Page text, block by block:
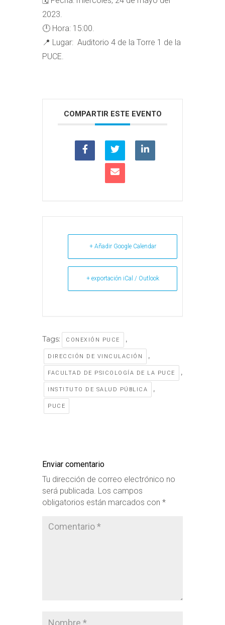
2023.
🕛 Hora: 15:00.
📍 Lugar: Auditorio 4 de la Torre 1 de la
PUCE.
COMPARTIR ESTE EVENTO
+ Añadir Google Calendar
+ exportación iCal / Outlook
Tags: CONEXIÓN PUCE ,
DIRECCIÓN DE VINCULACIÓN ,
FACULTAD DE PSICOLOGÍA DE LA PUCE ,
INSTITUTO DE SALUD PÚBLICA ,
PUCE
Enviar comentario
Tu dirección de correo electrónico no
será publicada. Los campos
obligatorios están marcados con *